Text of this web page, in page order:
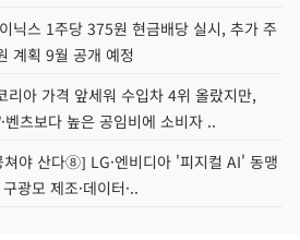
닉스 1주당 375원 현금배당 실시, 추가 주
계획 9월 공개 예정
리아 가격 앞세워 수입차 4위 올랐지만,
벤츠보다 높은 공임비에 소비자 ..
쳐야 산다⑧] LG·엔비디아 '피지컬 AI' 동맹
광모 제조·데이터·..